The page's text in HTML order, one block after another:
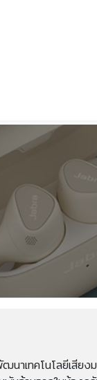
ฒนาเทคโนโลยีเสี